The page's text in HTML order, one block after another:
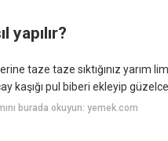
yapılır?
taze taze sıktığınız yarım
kaşığı pul biberi ekleyip güzelce
burada okuyun: yemek.com